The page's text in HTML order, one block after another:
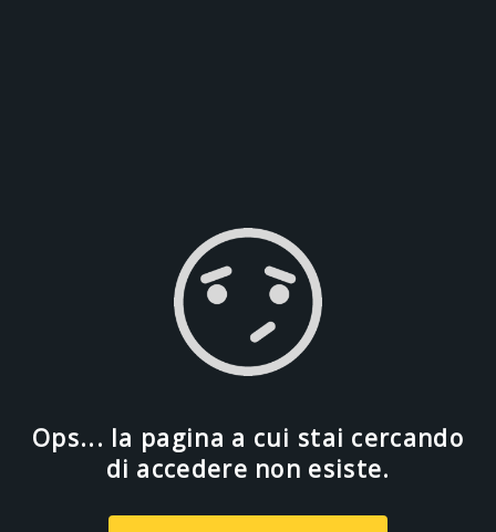
Ops... la pagina a cui stai cercando
di accedere non esiste.